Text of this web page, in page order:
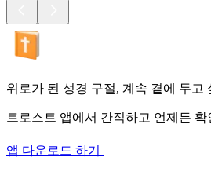
위로가 된 성경 구절, 계속 곁에 두고
트로스트 앱에서 간직하고 언제든 확
앱 다운로드 하기